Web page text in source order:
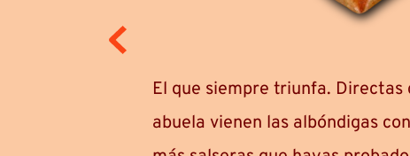
El que siempre triunfa. Directas
abuela vienen las albóndigas